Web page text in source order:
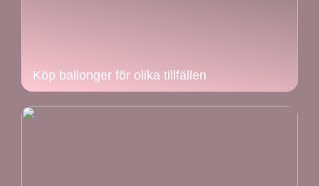
Köp ballonger för olika tillfällen